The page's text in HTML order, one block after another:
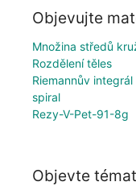
Objevujte
Množina středů
Rozdělení těles
Riemannův integrál
spiral
Rezy-V-Pet-91-8g
Objevte